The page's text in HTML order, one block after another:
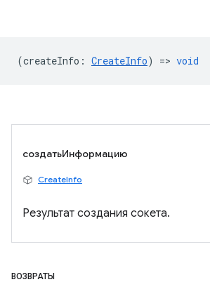
(createInfo : CreateInfo) => void
создатьИнформацию
CreateInfo
Результат создания сокета.
ВОЗВРАТЫ